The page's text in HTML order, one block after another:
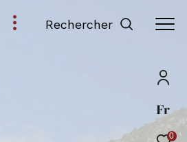
Fr
0
Rechercher